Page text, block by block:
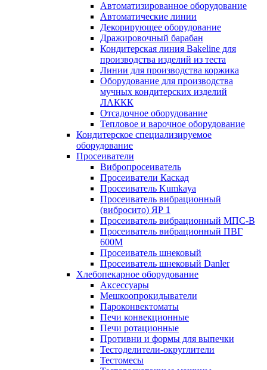
Автоматизированное оборудование
Автоматические линии
Декорирующее оборудование
Дражировочный барабан
Кондитерская линия Bakeline для
производства изделий из теста
Линии для производства коржика
Оборудование для производства
мучных кондитерских изделий
ЛАККК
Отсадочное оборудование
Тепловое и варочное оборудование
Кондитерское специализируемое
оборудование
Просеиватели
Вибропросеиватель
Просеиватели Каскад
Просеиватель Kumkaya
Просеиватель вибрационный
(вибросито) ЯР 1
Просеиватель вибрационный МПС-В
Просеиватель вибрационный ПВГ
600М
Просеиватель шнековый
Просеиватель шнековый Danler
Хлебопекарное оборудование
Аксессуары
Мешкоопрокидыватели
Пароконвектоматы
Печи конвекционные
Печи ротационные
Противни и формы для выпечки
Тестоделители-округлители
Тестомесы